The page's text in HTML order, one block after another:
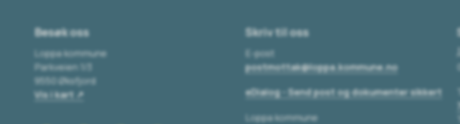
Besøk oss
Loppa kommune
Parkveien 1/3
9550 Øksfjord
Vis i kart
Skriv til oss
E-post
postmottak@loppa.kommune.no
eDialog - Send post og dokumenter sikkert
Loppa kommune